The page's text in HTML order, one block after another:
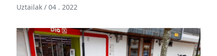
Uztailak / 04 . 2022